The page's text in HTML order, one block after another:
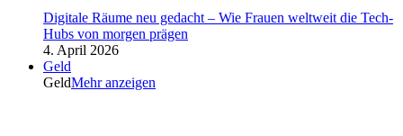
Digitale Räume neu gedacht – Wie Frauen weltweit die Tech-
Hubs von morgen prägen
4. April 2026
Geld
GeldMehr anzeigen